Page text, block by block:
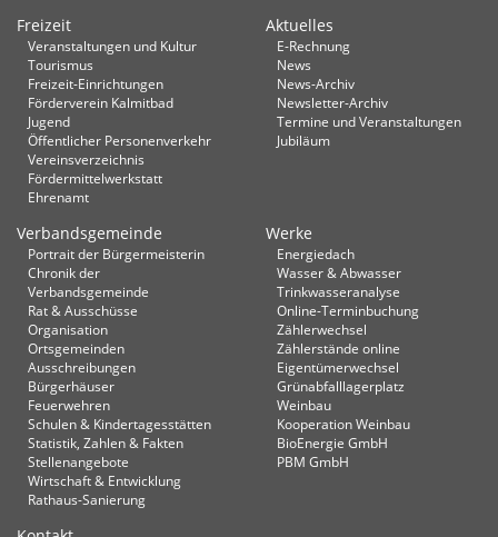
Freizeit
Veranstaltungen und Kultur
Tourismus
Freizeit-Einrichtungen
Förderverein Kalmitbad
Jugend
Öffentlicher Personenverkehr
Vereinsverzeichnis
Fördermittelwerkstatt
Ehrenamt
Aktuelles
E-Rechnung
News
News-Archiv
Newsletter-Archiv
Termine und Veranstaltungen
Jubiläum
Verbandsgemeinde
Portrait der Bürgermeisterin
Chronik der
Verbandsgemeinde
Rat & Ausschüsse
Organisation
Ortsgemeinden
Ausschreibungen
Bürgerhäuser
Feuerwehren
Schulen & Kindertagesstätten
Statistik, Zahlen & Fakten
Stellenangebote
Wirtschaft & Entwicklung
Rathaus-Sanierung
Werke
Energiedach
Wasser & Abwasser
Trinkwasseranalyse
Online-Terminbuchung
Zählerwechsel
Zählerstände online
Eigentümerwechsel
Grünabfalllagerplatz
Weinbau
Kooperation Weinbau
BioEnergie GmbH
PBM GmbH